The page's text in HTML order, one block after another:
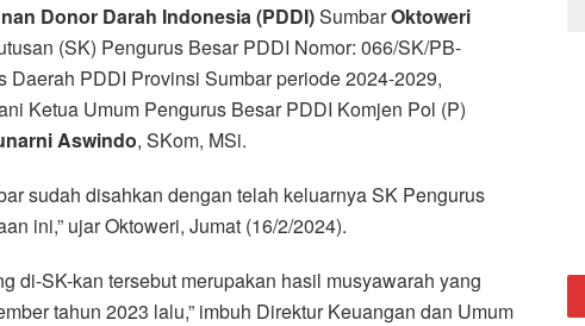
Donor Darah Indonesia (PDDI)SumbarOktoweri
(SK) Pengurus Besar PDDI Nomor: 066/SK/PB-
PDDI Provinsi Sumbar periode 2024-2029,
Ketua Umum Pengurus Besar PDDI Komjen Pol (P)
Aswindo, SKom, MSi.
sudah disahkan dengan telah keluarnya SK Pengurus
ini,” ujar Oktoweri, Jumat (16/2/2024).
di-SK-kan tersebut merupakan hasil musyawarah yang
tahun 2023 lalu,” imbuh Direktur Keuangan dan Umum